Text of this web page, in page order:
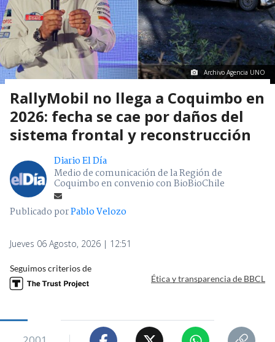
Archivo Agencia UNO
RallyMobil no llega a Coquimbo en
2026: fecha se cae por daños del
sistema frontal y reconstrucción
Diario El Día
Medio de comunicación de la Región de
Coquimbo en convenio con BioBioChile
Publicado porPablo Velozo
Jueves 06 Agosto, 2026 | 12:51
Seguimos criterios de
Ética y transparencia de BBCL